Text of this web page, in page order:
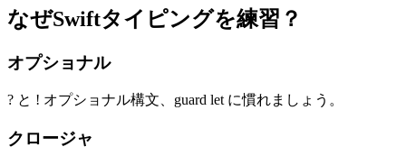
なぜSwiftタイピングを練習？
オプショナル
? と ! オプショナル構文、guard let に慣れましょう。
クロージャ